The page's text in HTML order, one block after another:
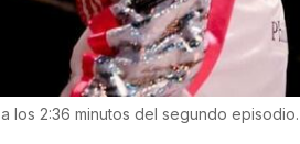
los 2:36 minutos del segundo episodio.